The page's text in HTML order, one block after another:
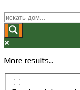
ПОИСК
ПО
ВЕБ-
More results...